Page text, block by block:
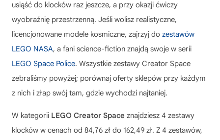
usiąść do klocków raz jeszcze, a przy okazji ćwiczy
wyobraźnię przestrzenną. Jeśli wolisz realistyczne,
licencjonowane modele kosmiczne, zajrzyj do zestawów
LEGO NASA, a fani science-fiction znajdą swoje w serii
LEGO Space Police. Wszystkie zestawy Creator Space
zebraliśmy powyżej; porównaj oferty sklepów przy każdym
z nich i złap swój tam, gdzie wychodzi najtaniej.
W kategorii LEGO Creator Space znajdziesz 4 zestawy
klocków w cenach od 84,76 zł do 162,49 zł. Z 4 zestawów,